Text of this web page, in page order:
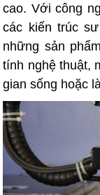
cao. Với công
các kiến trúc
những sản
tính nghệ thuật,
gian sống hoặc